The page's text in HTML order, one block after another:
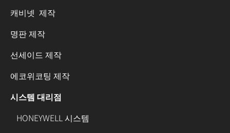
캐비넷 제작
명판 제작
선세이드 제작
에코위코팅 제작
시스템 대리점
HONEYWELL 시스템